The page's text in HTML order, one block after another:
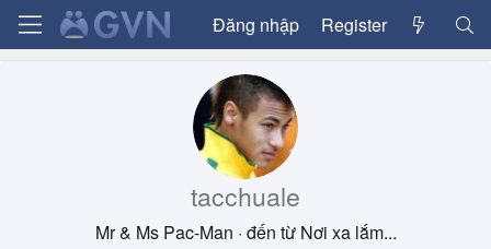
Đăng nhập Register
tacchuale
Mr & Ms Pac-Man · đến từ Nơi xa lắm...